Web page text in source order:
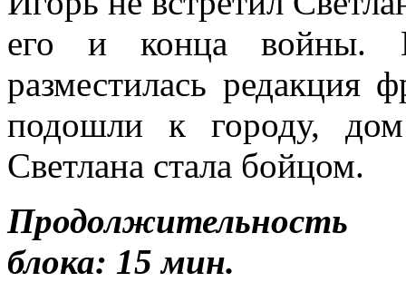
его и конца войны.
разместилась редакция
подошли к городу, дом
Светлана стала бойцом.
Продолжительность
блока: 15 мин.